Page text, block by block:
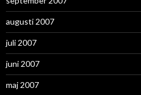
augusti 2007
juli 2007
juni 2007
maj 2007